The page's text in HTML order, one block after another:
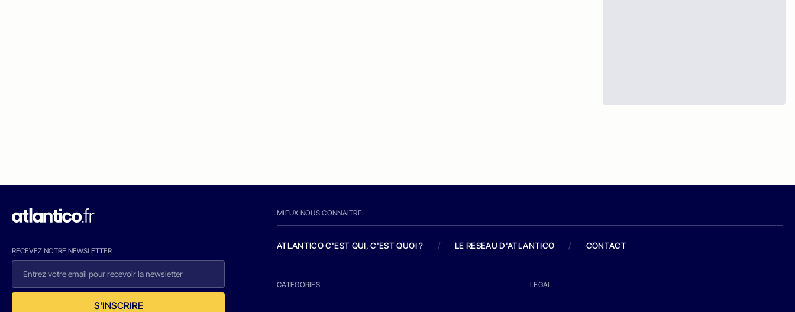
RECEVEZ NOTRE NEWSLETTER
S'INSCRIRE
MIEUX NOUS CONNAITRE
ATLANTICO C'EST QUI, C'EST QUOI ? / LE RESEAU D'ATLANTICO / CONTACT
CATEGORIES LEGAL